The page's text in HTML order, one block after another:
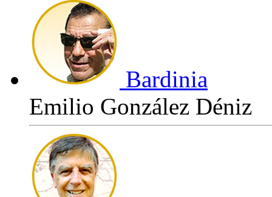
Bardinia
Emilio González Déniz